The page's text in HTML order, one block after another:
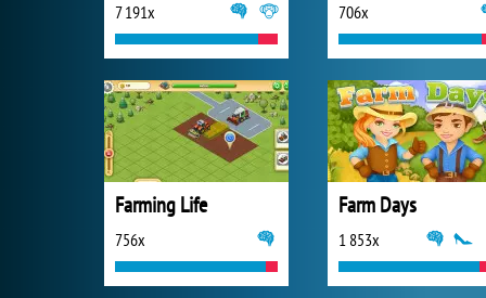
7 191x 706x
Farming Life
756x
Farm Days
1 853x